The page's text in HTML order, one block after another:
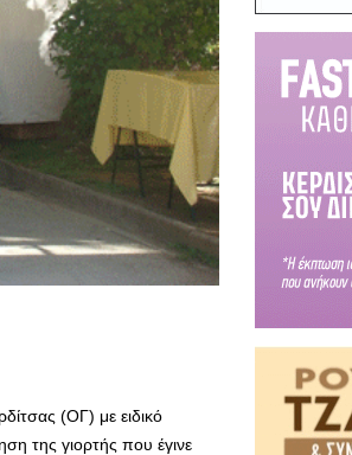
(ΟΓ) με ειδικό
της γιορτής που έγινε